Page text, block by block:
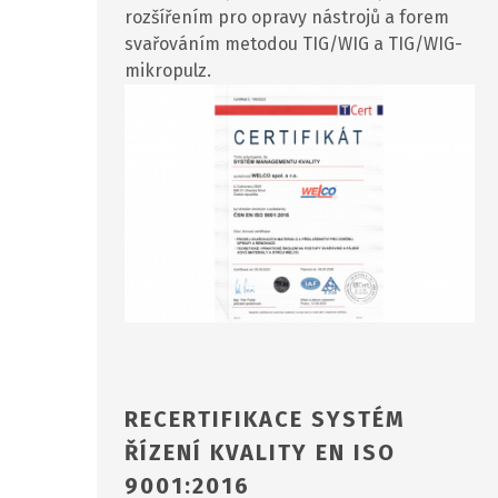
rozšířením pro opravy nástrojů a forem
svařováním metodou TIG/WIG a TIG/WIG-
mikropulz.
RECERTIFIKACE SYSTÉM
ŘÍZENÍ KVALITY EN ISO
9001:2016